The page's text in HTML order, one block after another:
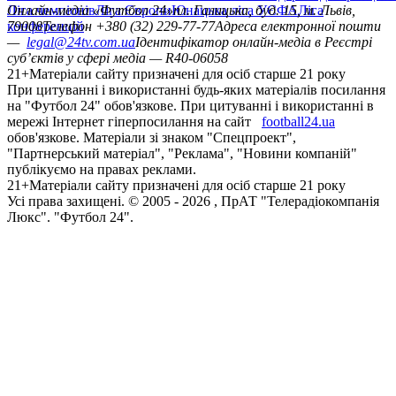
Ліга чемпіонівЛіга ЄвропиЮнацька ліга УЄФАЛіга
конференцій
Онлайн-медіа «Футбол 24»пл. Галицька, буд. 15, м. Львів,
79008Телефон +380 (32) 229-77-77Адреса електронної пошти
— legal@24tv.com.uaІдентифікатор онлайн-медіа в Реєстрі
суб’єктів у сфері медіа — R40-06058
21+Матеріали сайту призначені для осіб старше 21 року
При цитуванні і використанні будь-яких матеріалів посилання
на "Футбол 24" обов'язкове. При цитуванні і використанні в
мережі Інтернет гіперпосилання на сайт
football24.ua
обов'язкове. Матеріали зі знаком "Спецпроект",
"Партнерський матеріал", "Реклама", "Новини компаній"
публікуємо на правах реклами.
21+Матеріали сайту призначені для осіб старше 21 року
Усi права захищенi. © 2005 - 2026 , ПрАТ "Телерадіокомпанія
Люкс". "Футбол 24".